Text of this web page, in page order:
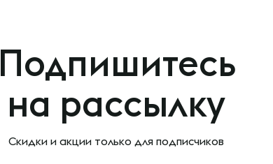
Подпишитесь
на рассылку
Скидки и акции только для подписчиков